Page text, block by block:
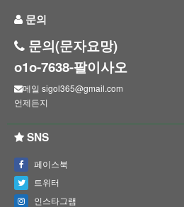
문의
문의(문자요망)
o1o-7638-팔이사오
메일 sigol365@gmail.com
언제든지
SNS
페이스북
트위터
인스타그램